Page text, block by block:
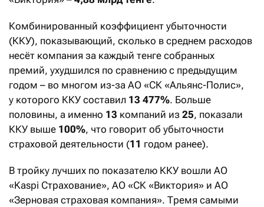
Комбинированный коэффициент убыточности
(ККУ), показывающий, сколько в среднем расходов
несёт компания за каждый тенге собранных
премий, ухудшился по сравнению с предыдущим
годом – во многом из-за АО «СК «Альянс-Полис»,
у которого ККУ составил 13 477%. Больше
половины, а именно 13 компаний из 25, показали
ККУ выше 100%, что говорит об убыточности
страховой деятельности (11 годом ранее).
В тройку лучших по показателю ККУ вошли АО
«Kaspi Страхование», АО «СК «Виктория» и АО
«Зерновая страховая компания». Тремя самыми